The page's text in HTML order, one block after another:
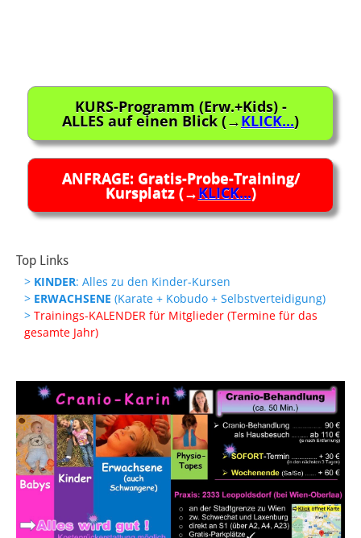
KURS-Programm (Erw.+Kids) -
ALLES auf einen Blick (→KLICK...)
ANFRAGE: Gratis-Probe-Training/
Kursplatz (→KLICK...)
Top Links
> KINDER: Alles zu den Kinder-Kursen
> ERWACHSENE (Karate + Kobudo + Selbstverteidigung)
> Trainings-KALENDER für Mitglieder (Termine für das
gesamte Jahr)